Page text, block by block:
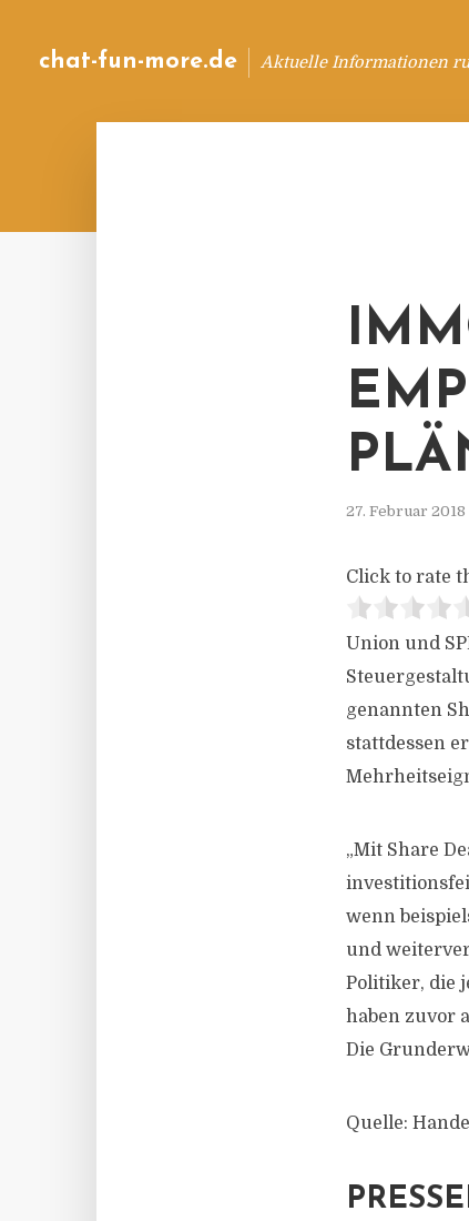
chat-fun-more.de Aktuelle Informationen
27. Februar 2018
Click to rate
Union und
genannten
stattdessen
„Mit Share
wenn
und
Politiker, die
haben zuvor
Die
Quelle: